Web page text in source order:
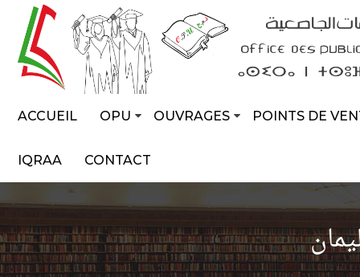
ACCUEIL OPU OUVRAGES POINTS DE
IQRAA CONTACT